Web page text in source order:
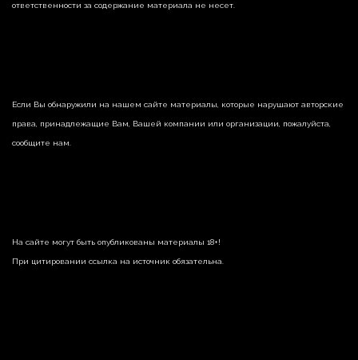
ответственности за содержание материала не несет.
Если Вы обнаружили на нашем сайте материалы, которые нарушают авторские
права, принадлежащие Вам, Вашей компании или организации, пожалуйста,
сообщите нам.
На сайте могут быть опубликованы материалы 18+!
При цитировании ссылка на источник обязательна.